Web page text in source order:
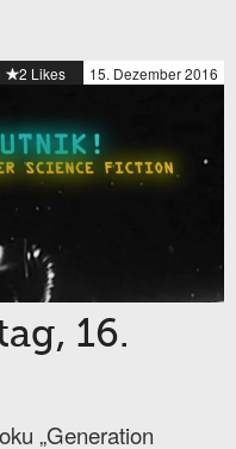
15. Dezember 2016
2 Likes
16.
„Generation